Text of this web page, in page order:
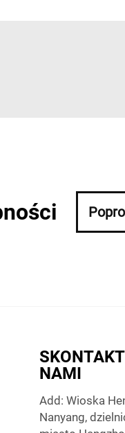
NAMI
Add: Wioska
Nanyang,